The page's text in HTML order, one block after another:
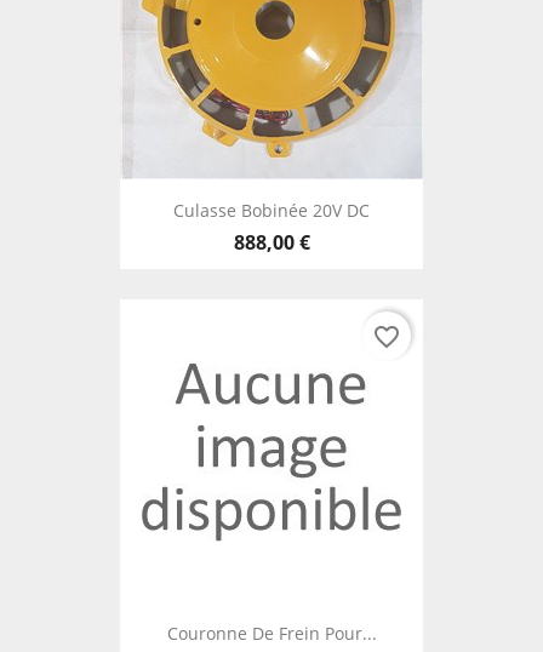
Culasse Bobinée 20V DC
888,00 €
Couronne De Frein Pour...
favorite_border